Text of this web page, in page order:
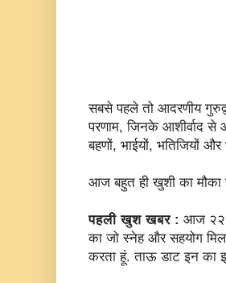
सबसे पहले तो आदरणीय
परणाम, जिनके आशीर्वाद
बहणों, भाईयों, भतिजियों और
आज बहुत ही खुशी का मौका
पहली खुश खबर : आज २२
का जो स्नेह और सहयोग
करता हूं. ताऊ डाट इन का